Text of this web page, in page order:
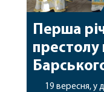
Перша
престолу
19 вересня, у